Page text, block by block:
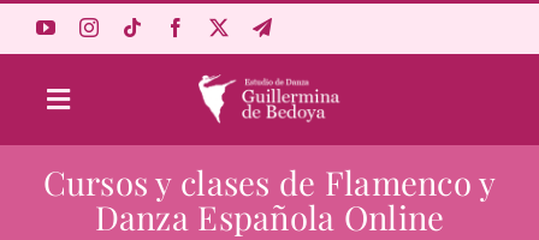
Toggle
Navigation
Aprende Online
Cursos y clases de Flamenco y
Danza Española Online